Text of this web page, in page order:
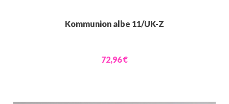
Kommunion albe 11/UK-Z
72,96 €